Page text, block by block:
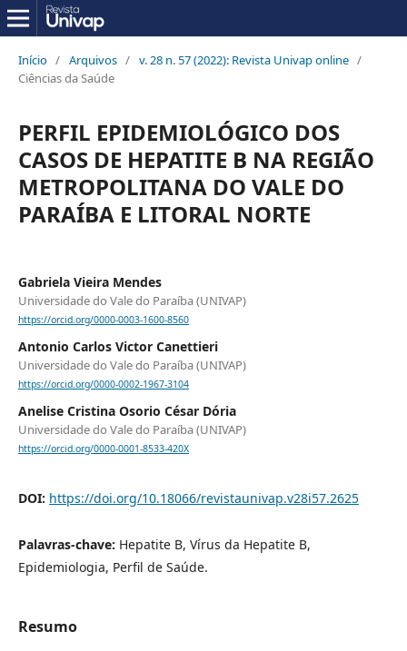
Início / Arquivos / v. 28 n. 57 (2022): Revista Univap online /
Ciências da Saúde
PERFIL EPIDEMIOLÓGICO DOS
CASOS DE HEPATITE B NA REGIÃO
METROPOLITANA DO VALE DO
PARAÍBA E LITORAL NORTE
Gabriela Vieira Mendes
Universidade do Vale do Paraíba (UNIVAP)
https://orcid.org/0000-0003-1600-8560
Antonio Carlos Victor Canettieri
Universidade do Vale do Paraíba (UNIVAP)
https://orcid.org/0000-0002-1967-3104
Anelise Cristina Osorio César Dória
Universidade do Vale do Paraíba (UNIVAP)
https://orcid.org/0000-0001-8533-420X
DOI: https://doi.org/10.18066/revistaunivap.v28i57.2625
Palavras-chave: Hepatite B, Vírus da Hepatite B,
Epidemiologia, Perfil de Saúde.
Resumo